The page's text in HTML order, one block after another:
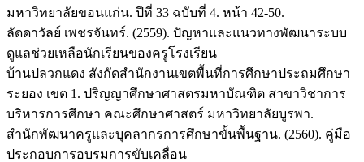
มหาวิทยาลัยขอนแก่น. ปีที่ 33 ฉบับที่ 4. หน้า 42-50.
ลัดดาวัลย์ เพชรจันทร์. (2559). ปัญหาและแนวทางพัฒนาระบบ
ดูแลช่วยเหลือนักเรียนของครูโรงเรียน
บ้านปลวกแดง สังกัดสำนักงานเขตพื้นที่การศึกษาประถมศึกษา
ระยอง เขต 1. ปริญญาศึกษาศาสตรมหาบัณฑิต สาขาวิชาการ
บริหารการศึกษา คณะศึกษาศาสตร์ มหาวิทยาลัยบูรพา.
สำนักพัฒนาครูและบุคลากรการศึกษาขั้นพื้นฐาน. (2560). คู่มือ
ประกอบการอบรมการขับเคลื่อน